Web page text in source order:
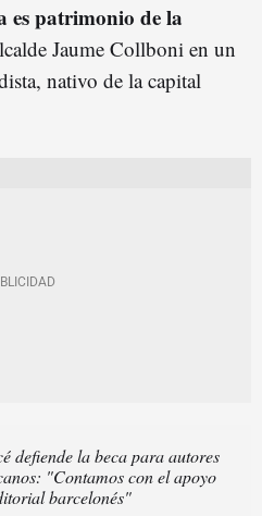
es patrimonio de la
Jaume Collboni en un
nativo de la capital
defiende la beca para autores
"Contamos con el apoyo
barcelonés"